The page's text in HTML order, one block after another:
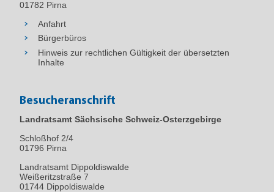
01782 Pirna
Anfahrt
Bürgerbüros
Hinweis zur rechtlichen Gültigkeit der übersetzten
Inhalte
Besucheranschrift
Landratsamt Sächsische Schweiz-Osterzgebirge
Schloßhof 2/4
01796 Pirna
Landratsamt Dippoldiswalde
Weißeritzstraße 7
01744 Dippoldiswalde